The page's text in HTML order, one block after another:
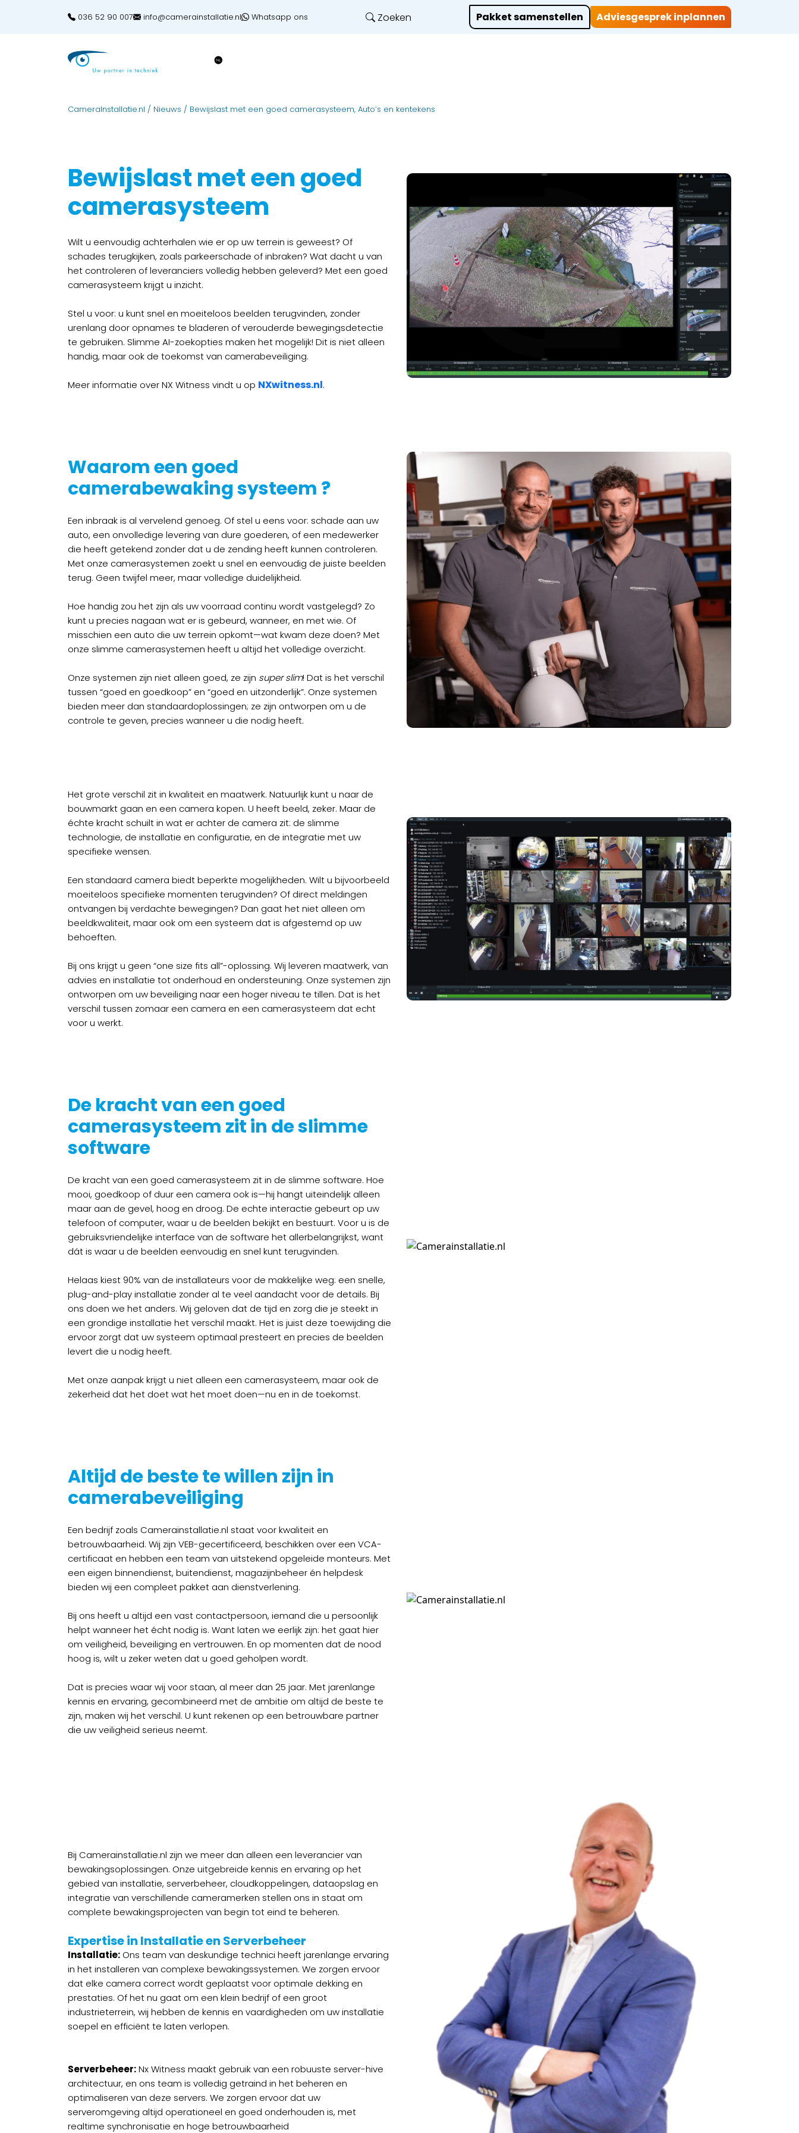
036 52 90 007 info@camerainstallatie.nl Whatsapp ons Zoeken Pakket samenstellen Adviesgesprek inplannen
CameraInstallatie.nl / Nieuws / Bewijslast met een goed camerasysteem, Auto’s en kentekens
Bewijslast met een goed
camerasysteem
Wilt u eenvoudig achterhalen wie er op uw terrein is geweest? Of
schades terugkijken, zoals parkeerschade of inbraken? Wat dacht u van
het controleren of leveranciers volledig hebben geleverd? Met een goed
camerasysteem krijgt u inzicht.
Stel u voor: u kunt snel en moeiteloos beelden terugvinden, zonder
urenlang door opnames te bladeren of verouderde bewegingsdetectie
te gebruiken. Slimme AI-zoekopties maken het mogelijk! Dit is niet alleen
handig, maar ook de toekomst van camerabeveiliging.
Meer informatie over NX Witness vindt u op NXwitness.nl.
Waarom een goed
camerabewaking systeem ?
Een inbraak is al vervelend genoeg. Of stel u eens voor: schade aan uw
auto, een onvolledige levering van dure goederen, of een medewerker
die heeft getekend zonder dat u de zending heeft kunnen controleren.
Met onze camerasystemen zoekt u snel en eenvoudig de juiste beelden
terug. Geen twijfel meer, maar volledige duidelijkheid.
Hoe handig zou het zijn als uw voorraad continu wordt vastgelegd? Zo
kunt u precies nagaan wat er is gebeurd, wanneer, en met wie. Of
misschien een auto die uw terrein opkomt—wat kwam deze doen? Met
onze slimme camerasystemen heeft u altijd het volledige overzicht.
Onze systemen zijn niet alleen goed, ze zijn super slim! Dat is het verschil
tussen “goed en goedkoop” en “goed en uitzonderlijk”. Onze systemen
bieden meer dan standaardoplossingen; ze zijn ontworpen om u de
controle te geven, precies wanneer u die nodig heeft.
Het grote verschil zit in kwaliteit en maatwerk. Natuurlijk kunt u naar de
bouwmarkt gaan en een camera kopen. U heeft beeld, zeker. Maar de
échte kracht schuilt in wat er achter de camera zit: de slimme
technologie, de installatie en configuratie, en de integratie met uw
specifieke wensen.
Een standaard camera biedt beperkte mogelijkheden. Wilt u bijvoorbeeld
moeiteloos specifieke momenten terugvinden? Of direct meldingen
ontvangen bij verdachte bewegingen? Dan gaat het niet alleen om
beeldkwaliteit, maar ook om een systeem dat is afgestemd op uw
behoeften.
Bij ons krijgt u geen “one size fits all”-oplossing. Wij leveren maatwerk, van
advies en installatie tot onderhoud en ondersteuning. Onze systemen zijn
ontworpen om uw beveiliging naar een hoger niveau te tillen. Dat is het
verschil tussen zomaar een camera en een camerasysteem dat echt
voor u werkt.
De kracht van een goed
camerasysteem zit in de slimme
software
De kracht van een goed camerasysteem zit in de slimme software. Hoe
mooi, goedkoop of duur een camera ook is—hij hangt uiteindelijk alleen
maar aan de gevel, hoog en droog. De echte interactie gebeurt op uw
telefoon of computer, waar u de beelden bekijkt en bestuurt. Voor u is de
gebruiksvriendelijke interface van de software het allerbelangrijkst, want
dát is waar u de beelden eenvoudig en snel kunt terugvinden.
Helaas kiest 90% van de installateurs voor de makkelijke weg: een snelle,
plug-and-play installatie zonder al te veel aandacht voor de details. Bij
ons doen we het anders. Wij geloven dat de tijd en zorg die je steekt in
een grondige installatie het verschil maakt. Het is juist deze toewijding die
ervoor zorgt dat uw systeem optimaal presteert en precies de beelden
levert die u nodig heeft.
Met onze aanpak krijgt u niet alleen een camerasysteem, maar ook de
zekerheid dat het doet wat het moet doen—nu en in de toekomst.
Altijd de beste te willen zijn in
camerabeveiliging
Een bedrijf zoals Camerainstallatie.nl staat voor kwaliteit en
betrouwbaarheid. Wij zijn VEB-gecertificeerd, beschikken over een VCA-
certificaat en hebben een team van uitstekend opgeleide monteurs. Met
een eigen binnendienst, buitendienst, magazijnbeheer én helpdesk
bieden wij een compleet pakket aan dienstverlening.
Bij ons heeft u altijd een vast contactpersoon, iemand die u persoonlijk
helpt wanneer het écht nodig is. Want laten we eerlijk zijn: het gaat hier
om veiligheid, beveiliging en vertrouwen. En op momenten dat de nood
hoog is, wilt u zeker weten dat u goed geholpen wordt.
Dat is precies waar wij voor staan, al meer dan 25 jaar. Met jarenlange
kennis en ervaring, gecombineerd met de ambitie om altijd de beste te
zijn, maken wij het verschil. U kunt rekenen op een betrouwbare partner
die uw veiligheid serieus neemt.
Bij Camerainstallatie.nl zijn we meer dan alleen een leverancier van
bewakingsoplossingen. Onze uitgebreide kennis en ervaring op het
gebied van installatie, serverbeheer, cloudkoppelingen, dataopslag en
integratie van verschillende cameramerken stellen ons in staat om
complete bewakingsprojecten van begin tot eind te beheren.
Expertise in Installatie en Serverbeheer
Installatie: Ons team van deskundige technici heeft jarenlange ervaring
in het installeren van complexe bewakingssystemen. We zorgen ervoor
dat elke camera correct wordt geplaatst voor optimale dekking en
prestaties. Of het nu gaat om een klein bedrijf of een groot
industrieterrein, wij hebben de kennis en vaardigheden om uw installatie
soepel en efficiënt te laten verlopen.
Serverbeheer:Nx Witness maakt gebruik van een robuuste server-hive
architectuur, en ons team is volledig getraind in het beheren en
optimaliseren van deze servers. We zorgen ervoor dat uw
serveromgeving altijd operationeel en goed onderhouden is, met
realtime synchronisatie en hoge betrouwbaarheid​